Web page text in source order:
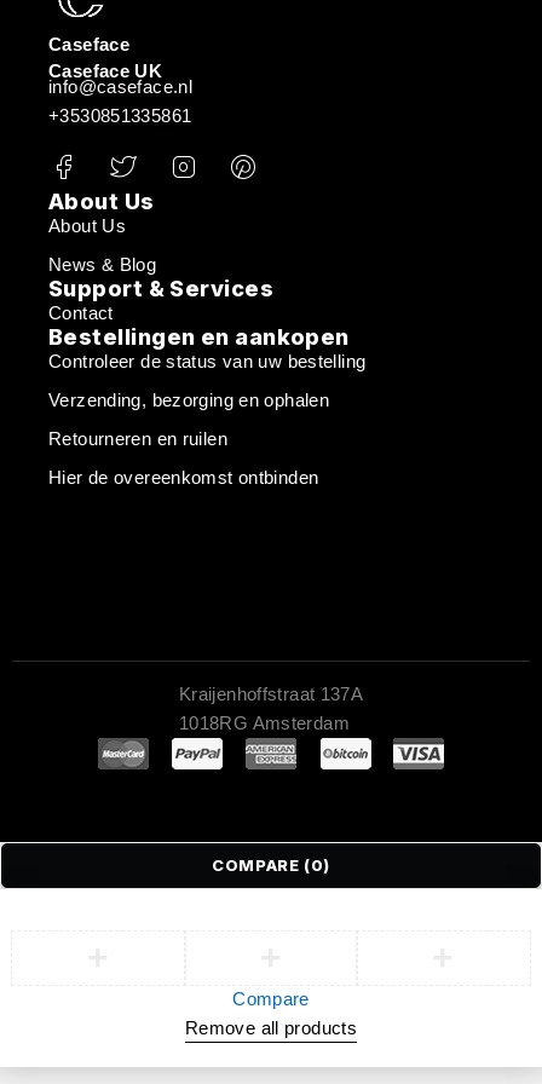
Caseface
Caseface UK
info@caseface.nl
+3530851335861
About Us
About Us
News & Blog
Support & Services
Contact
Bestellingen en aankopen
Controleer de status van uw bestelling
Verzending, bezorging en ophalen
Retourneren en ruilen
Hier de overeenkomst ontbinden
Kraijenhoffstraat 137A
1018RG Amsterdam
COMPARE (0)
Compare
Remove all products